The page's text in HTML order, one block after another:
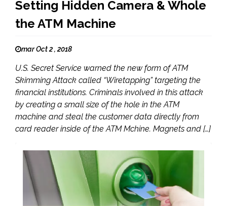
Setting Hidden Camera & Whole
the ATM Machine
mar Oct 2 , 2018
U.S. Secret Service warned the new form of ATM
Skimming Attack called “Wiretapping” targeting the
financial institutions. Criminals involved in this attack
by creating a small size of the hole in the ATM
machine and steal the customer data directly from
card reader inside of the ATM Mchine. Magnets and […]